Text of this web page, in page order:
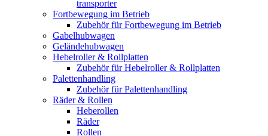
transporter
Fortbewegung im Betrieb
Zubehör für Fortbewegung im Betrieb
Gabelhubwagen
Geländehubwagen
Hebelroller & Rollplatten
Zubehör für Hebelroller & Rollplatten
Palettenhandling
Zubehör für Palettenhandling
Räder & Rollen
Heberollen
Räder
Rollen